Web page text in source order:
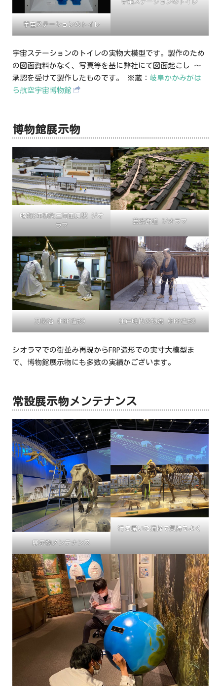
宇宙ステーションのトイレ
宇宙ステーションのトイレ
宇宙ステーションのトイレの実物大模型です。製作のため
の図面資料がなく、写真等を基に弊社にて図面起こし ～
承認を受けて製作したものです。 ※蔵： 岐阜かかみがは
ら航空宇宙博物館
博物館展示物
昭和3年初代三河田原駅 ジオ
ラマ
芸濃街道 ジオラマ
刀鍛冶（FRP造形） 江戸時代の物流（FRP造形）
ジオラマでの街並み再現からFRP造形での実寸大模型ま
で、博物館展示物にも多数の実績がございます。
常設展示物メンテナンス
展示物メンテナンス
行き届いた清掃で気持ちよく